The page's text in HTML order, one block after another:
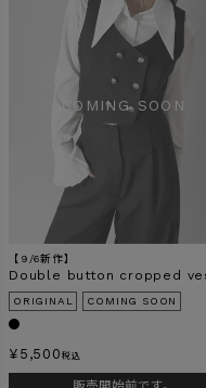
【9/6新作】
Double button cropped
ORIGINAL COMING SOON
¥ 5,500 税込